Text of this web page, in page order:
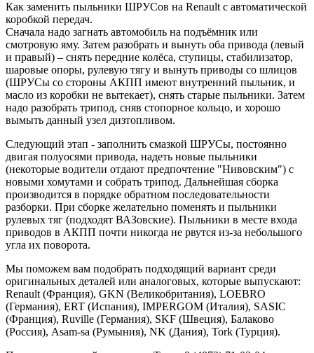
Как заменить пыльники ШРУСов на Renault с автоматической
коробкой передач.
Сначала надо загнать автомобиль на подъёмник или
смотровую яму. Затем разобрать и вынуть оба привода (левый
и правый) – снять передние колёса, ступицы, стабилизатор,
шаровые опоры, рулевую тягу и вынуть приводы со шлицов
(ШРУСы со стороны АКПП имеют внутренний пыльник, и
масло из коробки не вытекает), снять старые пыльники. Затем
надо разобрать трипод, сняв стопорное кольцо, и хорошо
вымыть данный узел дизтопливом.
Следующий этап - заполнить смазкой ШРУСы, постоянно
двигая полуосями привода, надеть новые пыльники
(некоторые водители отдают предпочтение "Нивовским") с
новыми хомутами и собрать трипод. Дальнейшая сборка
производится в порядке обратном последовательности
разборки. При сборке желательно поменять и пыльники
рулевых тяг (подходят ВАЗовские). Пыльники в месте входа
приводов в АКПП почти никогда не рвутся из-за небольшого
угла их поворота.
Мы поможем вам подобрать подходящий вариант среди
оригинальных деталей или аналоговых, которые выпускают:
Renault (Франция), GKN (Великобритания), LOEBRO
(Германия), ERT (Испания), IMPERGOM (Италия), SASIC
(Франция), Ruville (Германия), SKF (Швеция), Балаково
(Россия), Asam-sa (Румыния), NK (Дания), Tork (Турция).